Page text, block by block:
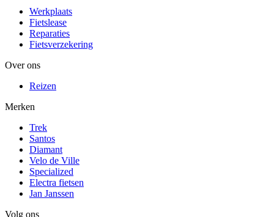
Werkplaats
Fietslease
Reparaties
Fietsverzekering
Over ons
Reizen
Merken
Trek
Santos
Diamant
Velo de Ville
Specialized
Electra fietsen
Jan Janssen
Volg ons